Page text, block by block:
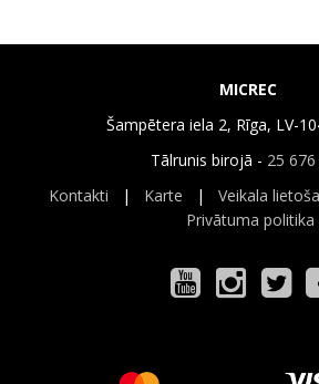
MICREC
Šampētera iela 2, Rīga, LV-
Tālrunis birojā - 25
Kontakti | Karte | Veikala
Privātuma politika